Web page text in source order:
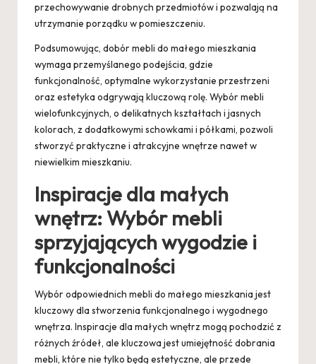
przechowywanie drobnych przedmiotów i pozwalają na
utrzymanie porządku w pomieszczeniu.
Podsumowując, dobór mebli do małego mieszkania
wymaga przemyślanego podejścia, gdzie
funkcjonalność, optymalne wykorzystanie przestrzeni
oraz estetyka odgrywają kluczową rolę. Wybór mebli
wielofunkcyjnych, o delikatnych kształtach i jasnych
kolorach, z dodatkowymi schowkami i półkami, pozwoli
stworzyć praktyczne i atrakcyjne wnętrze nawet w
niewielkim mieszkaniu.
Inspiracje dla małych
wnętrz: Wybór mebli
sprzyjających wygodzie i
funkcjonalności
Wybór odpowiednich mebli do małego mieszkania jest
kluczowy dla stworzenia funkcjonalnego i wygodnego
wnętrza. Inspiracje dla małych wnętrz mogą pochodzić z
różnych źródeł, ale kluczowa jest umiejętność dobrania
mebli, które nie tylko będą estetyczne, ale przede